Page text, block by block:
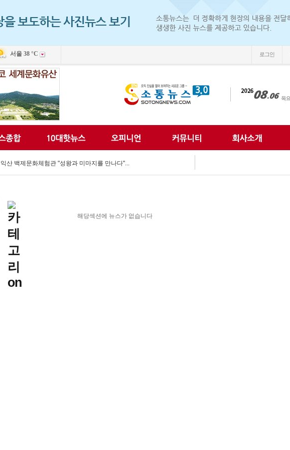
서울 38 °C 로그인
익산시, 동물 신약 개발 전진기지 ‘우뚝’...
시민과 함께 익산의 미래를 그리다…'익산 시민아카데...
익산시, 폭염 속 농업 현장 피해 예방 총력...
익산시, 청소년의 활기찬 일상 돕는 든든한 동반자...
익산 백제문화체험관 "성왕과 미마지를 만나다"...
‘어르신들 건강을 지켜라’…최정호 시장, 폭염 속 ...
익산시, 동물 신약 개발 전진기지 ‘우뚝’...
해당섹션에 뉴스가 없습니다